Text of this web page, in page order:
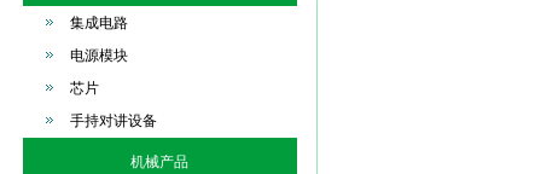
集成电路
电源模块
芯片
手持对讲设备
机械产品